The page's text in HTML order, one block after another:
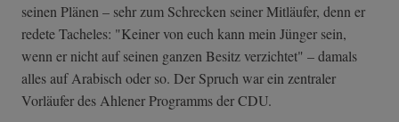
seinen Plänen – sehr zum Schrecken seiner Mitläufer, denn er
redete Tacheles: "Keiner von euch kann mein Jünger sein,
wenn er nicht auf seinen ganzen Besitz verzichtet" – damals
alles auf Arabisch oder so. Der Spruch war ein zentraler
Vorläufer des Ahlener Programms der CDU.